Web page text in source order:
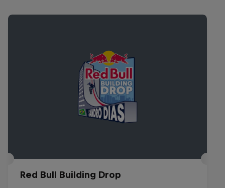
Red Bull Building Drop